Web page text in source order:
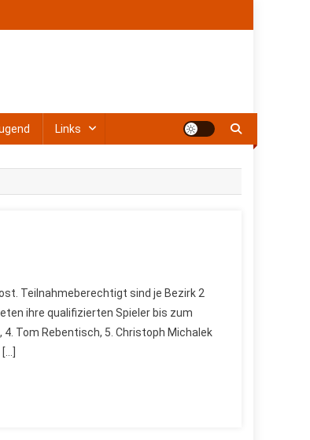
Links
Teilnahmeberechtigt sind je Bezirk 2
ihre qualifizierten Spieler bis zum
4. Tom Rebentisch, 5. Christoph Michalek